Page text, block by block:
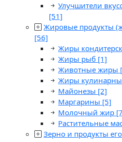
Улучшители
[51]
Жировые продукты
[56]
Жиры
Жиры рыб [1]
Животные жиры
Жиры
Майонезы [2]
Маргарины [5]
Молочный жир
Растительные
Зерно и продукты